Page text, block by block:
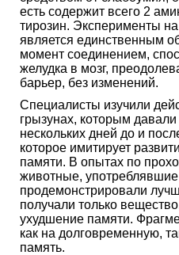
есть содержит всего 2
тирозин. Эксперименты
является единственным
момент соединением,
желудка в мозг,
барьер, без изменений.
Специалисты изучили
грызунах, которым
нескольких дней до и
которое имитирует
памяти. В опытах по
животные,
продемонстрировали
получали только
ухудшение памяти.
как на долговременную,
память.